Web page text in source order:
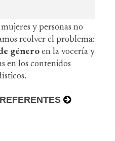
y personas no
reolver el problema:
género en la vocería y
en los contenidos